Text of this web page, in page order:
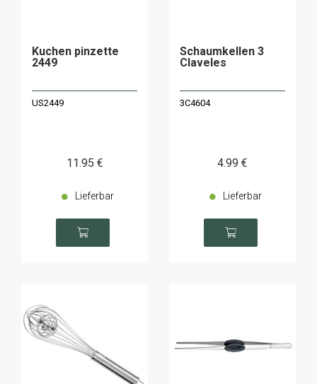
Kuchen pinzette
2449
US2449
11.95 €
Lieferbar
Schaumkellen 3
Claveles
3C4604
4.99 €
Lieferbar